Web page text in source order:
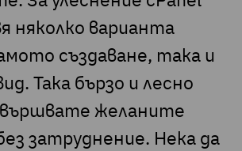
няколко варианта
създаване, така и
Така бързо и лесно
желаните
затруднение. Нека да